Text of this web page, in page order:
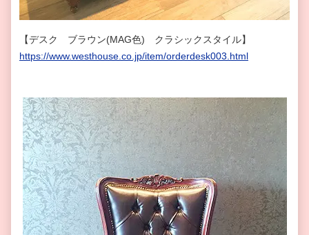
【デスク ブラウン(MAG色) クラシックスタイル】
https://www.westhouse.co.jp/item/orderdesk003.html